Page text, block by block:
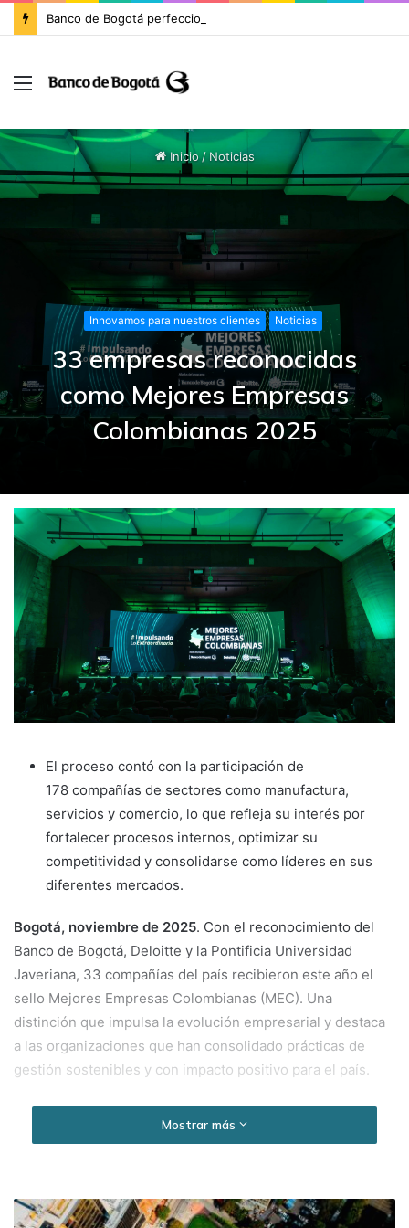
Inicio/Noticias
Innovamos para nuestros clientes Noticias
33 empresas reconocidas
como Mejores Empresas
Colombianas 2025
El proceso contó con la participación de
178 compañías de sectores como manufactura,
servicios y comercio, lo que refleja su interés por
fortalecer procesos internos, optimizar su
competitividad y consolidarse como líderes en sus
diferentes mercados.
Bogotá, noviembre de 2025. Con el reconocimiento del
Banco de Bogotá, Deloitte y la Pontificia Universidad
Javeriana, 33 compañías del país recibieron este año el
sello Mejores Empresas Colombianas (MEC). Una
distinción que impulsa la evolución empresarial y destaca
a las organizaciones que han consolidado prácticas de
gestión sostenibles y con impacto positivo para el país.
“Las empresas que reconocemos hoy son organizaciones
que evolucionan, innovan y generan un impacto positivo
reafirmamos nuestro compromiso de acompañarlas con
Mostrar más